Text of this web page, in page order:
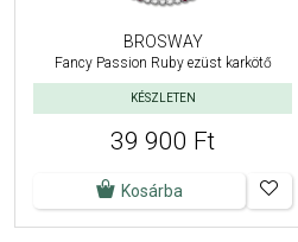
BROSWAY
Fancy Passion Ruby ezüst karkötő
KÉSZLETEN
39 900 Ft
Kosárba